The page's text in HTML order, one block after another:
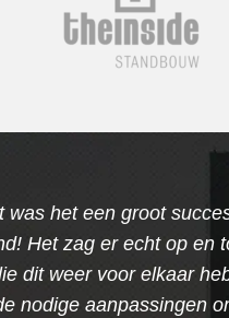
was het een groot
Het zag er echt op en
dit weer voor elkaar
nodige aanpassingen